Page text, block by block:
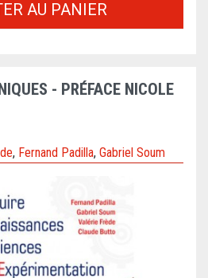
AU PANIER
- PRÉFACE NICOLE
, Fernand Padilla, Gabriel Soum